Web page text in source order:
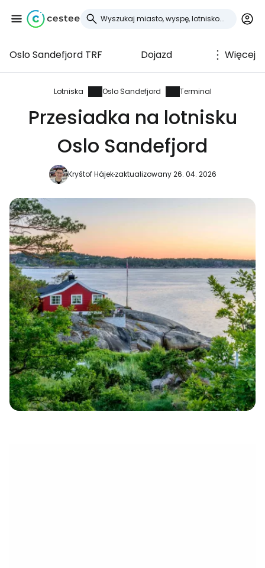
Oslo Sandefjord TRF Dojazd Więcej
Lotniska Oslo Sandefjord Terminal
Przesiadka na lotnisku
Oslo Sandefjord
Kryštof Hájekzaktualizowany 26. 04. 2026
Zaloguj się do
Cestee
... światowej społeczności podróżniczej
Kontynuuj z Google
Kontynuuj z e-mailem